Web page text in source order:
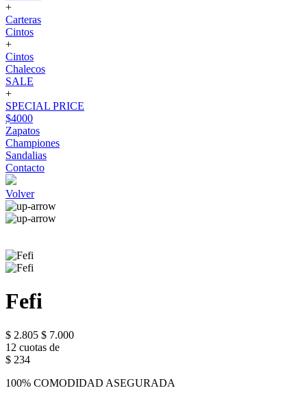
+
Carteras
Cintos
+
Cintos
Chalecos
SALE
+
SPECIAL PRICE
$4000
Zapatos
Championes
Sandalias
Contacto
Volver
Fefi
$ 2.805 $ 7.000
12 cuotas de
$ 234
100% COMODIDAD ASEGURADA